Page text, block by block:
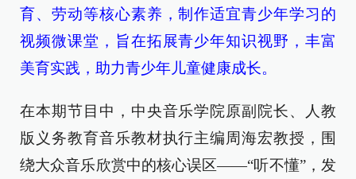
育、劳动等核心素养，制作适宜青少年学习的
视频微课堂，旨在拓展青少年知识视野，丰富
美育实践，助力青少年儿童健康成长。
在本期节目中，中央音乐学院原副院长、人教
版义务教育音乐教材执行主编周海宏教授，围
绕大众音乐欣赏中的核心误区——“听不懂”，发